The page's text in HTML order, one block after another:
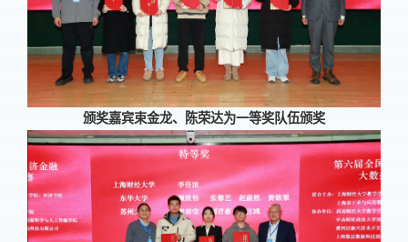
颁奖嘉宾束金龙、陈荣达为一等奖队伍颁奖